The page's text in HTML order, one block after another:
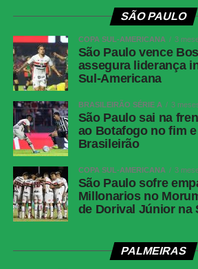
Campeonato Brasileiro
horário
Sábado, 8 de agosto de
Brasília
Local
Estádio Nilton Santos,
Cartões
amarelos —
Botafogo
Cartões
amarelos —
Fluminense
Zubeldía, Ignácio,
Cartões
vermelhos
Nenhum
Botafogo | Ignácio, aos
tempo — Fluminense
SÃO PAULO
COPA SUL-AMERICANA 3
São Paulo vence
assegura liderança
Sul-Americana
BRASILEIRÃO SÉRIE A 3
São Paulo sai na
ao Botafogo no fim
Brasileirão
COPA SUL-AMERICANA 3
São Paulo sofre
Millonarios no
de Dorival Júnior na
PALMEIRAS